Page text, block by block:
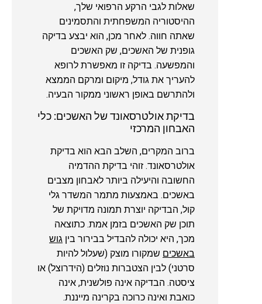
שאלות לגבי הרקע הרפואי שלך,
ההיסטוריה המשפחתית והתסמינים
שאתה חווה. לאחר מכן, הוא יבצע בדיקה
גופנית של האשכים, שק האשכים
והמפשעה. בדיקה זו מאפשרת לרופא
להעריך את גודל, מיקום ומרקם הממצא
ולהתרשם באופן ראשוני ממקור הבעיה.
בדיקת אולטרסאונד של האשכים: כלי
האבחון המרכזי
ברוב המקרים, השלב הבא הוא בדיקת
אולטרסאונד. זוהי בדיקת ההדמיה
החשובה והיעילה ביותר לאבחון מצבים
באשכים. באמצעות מתמר המשדר גלי
קול, הבדיקה יוצרת תמונה מדויקת של
תוכן שק האשכים בזמן אמת. כתוצאה
מכך, היא יכולה להבדיל בבירור בין גוש
באשכים שמקורו מוצק (שעלול להיות
סרטני) לבין הצטברות נוזלים (הידרוצל) או
ציסטה. הבדיקה אינה פולשנית, אינה
כואבת ואינה כרוכה בקרינה מייננת.